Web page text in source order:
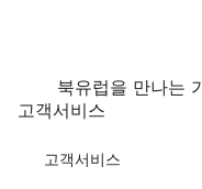
북유럽을 만나는
고객서비스
고객서비스